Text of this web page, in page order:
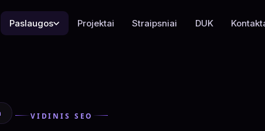
Paslaugos Projektai Straipsniai DUK
VIDINIS SEO